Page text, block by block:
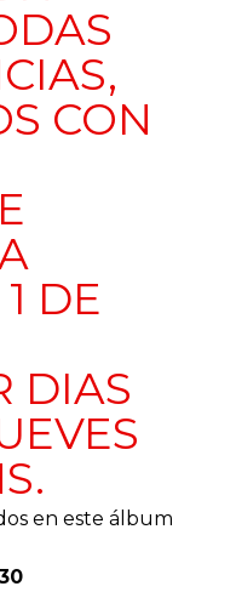
CON
DE
DIAS
en este álbum